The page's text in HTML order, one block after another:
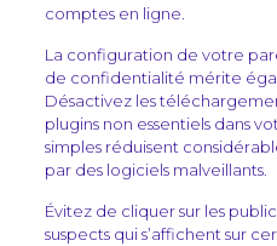
comptes en ligne.
La configuration de votre
de confidentialité mérite
Désactivez les
plugins non essentiels dans
simples réduisent
par des logiciels malveillants.
Évitez de cliquer sur les
suspects qui s’affichent sur